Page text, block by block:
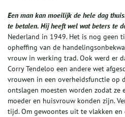
Een man kan moeilijk de hele dag
te betalen. Hij heeft wel wat beters te
Nederland in 1949. Het is nog geen
opheffing van de
vrouw in werking trad. Ook werd er
Corry Tendeloo een andere wet
vrouwen in een overheidsfunctie op
ontslagen moesten worden zodat ze
moeder en huisvrouw konden zijn.
tijd. Om gewoontes uit te vlakken